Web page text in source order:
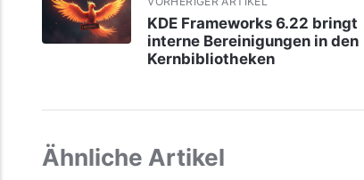
KDE Frameworks 6.22 bringt
interne Bereinigungen in den
Kernbibliotheken
Ähnliche Artikel